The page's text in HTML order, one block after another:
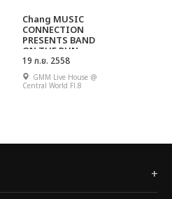
Chang MUSIC
CONNECTION
PRESENTS BAND
ON THE RUN
CONCERT SERIES
2015 SHOW #2
(CRESCENDO VS
TATTOO COLOUR)
19 ก.ย. 2558
GMM Live House @
Central World Fl.8